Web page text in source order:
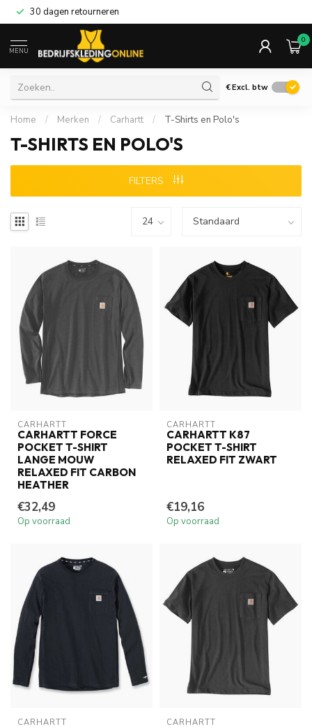
30 dagen retourneren
MENU
0
€Excl. btw
Home / Merken / Carhartt / T-Shirts en Polo's
T-SHIRTS EN POLO'S
FILTERS
CARHARTT
CARHARTT FORCE
POCKET T-SHIRT
LANGE MOUW
RELAXED FIT CARBON
HEATHER
€32,49
Op voorraad
CARHARTT
CARHARTT K87
POCKET T-SHIRT
RELAXED FIT ZWART
€19,16
Op voorraad
CARHARTT CARHARTT